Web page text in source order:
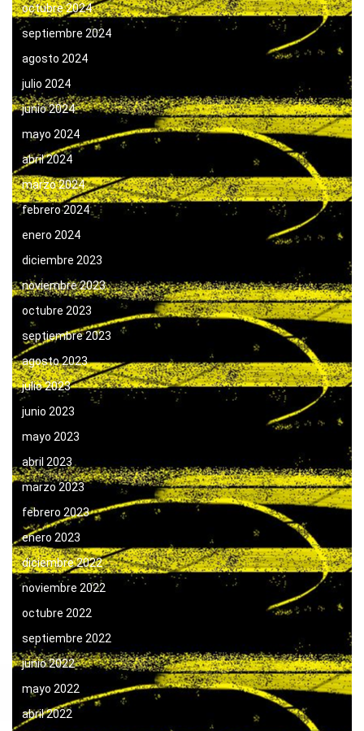
octubre 2024
septiembre 2024
agosto 2024
julio 2024
junio 2024
mayo 2024
abril 2024
marzo 2024
febrero 2024
enero 2024
diciembre 2023
noviembre 2023
octubre 2023
septiembre 2023
agosto 2023
julio 2023
junio 2023
mayo 2023
abril 2023
marzo 2023
febrero 2023
enero 2023
diciembre 2022
noviembre 2022
octubre 2022
septiembre 2022
junio 2022
mayo 2022
abril 2022